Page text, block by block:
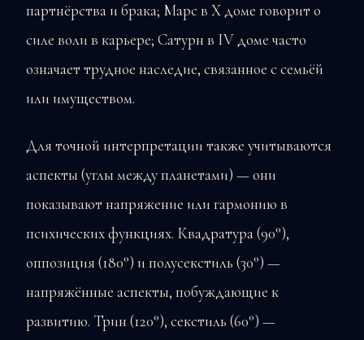
партнёрства и брака; Марс в X доме говорит о
силе воли в карьере; Сатурн в IV доме часто
означает трудное наследие, связанное с семьёй
или имуществом.
Для точной интерпретации также учитываются
аспекты (углы между планетами) — они
показывают напряжение или гармонию в
психических функциях. Квадратура (90°),
оппозиция (180°) и полусекстиль (30°) —
напряжённые аспекты, побуждающие к
развитию. Трин (120°), секстиль (60°) —